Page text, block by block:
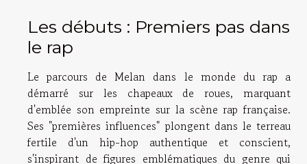
Les débuts : Premiers pas dans
le rap
Le parcours de Melan dans le monde du rap a
démarré sur les chapeaux de roues, marquant
d'emblée son empreinte sur la scène rap française.
Ses "premières influences" plongent dans le terreau
fertile d'un hip-hop authentique et conscient,
s'inspirant de figures emblématiques du genre qui